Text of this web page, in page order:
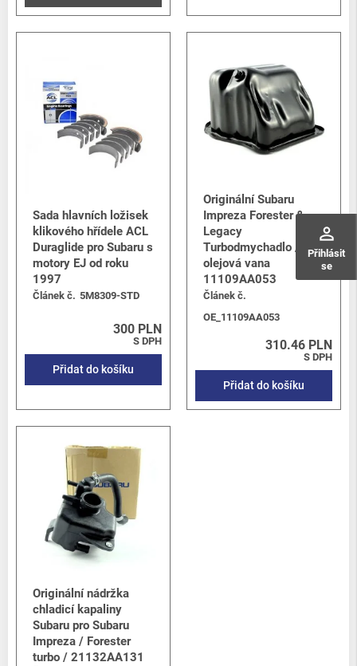
perm_identity
Přihlásit
se
Sada hlavních ložisek
klikového hřídele ACL
Duraglide pro Subaru s
motory EJ od roku
1997
Článek č. 5M8309-STD
300 PLN
S DPH
Přidat do košíku
Originální Subaru
Impreza Forester &
Legacy
Turbodmychadlo /
olejová vana
11109AA053
Článek č.
OE_11109AA053
310.46 PLN
S DPH
Přidat do košíku
Originální nádržka
chladicí kapaliny
Subaru pro Subaru
Impreza / Forester
turbo / 21132AA131